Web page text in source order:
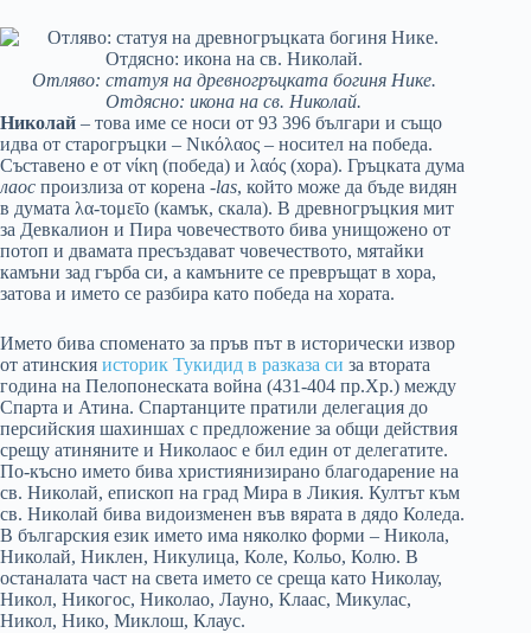
Отляво: статуя на древногръцката богиня Нике.
Отдясно: икона на св. Николай.
Николай – това име се носи от 93 396 българи и също
идва от старогръцки – Νικόλαος – носител на победа.
Съставено е от νίκη (победа) и λαός (хора). Гръцката дума
лаос произлиза от корена -las, който може да бъде видян
в думата λα-τομεῑο (камък, скала). В древногръцкия мит
за Девкалион и Пира човечеството бива унищожено от
потоп и двамата пресъздават човечеството, мятайки
камъни зад гърба си, а камъните се превръщат в хора,
затова и името се разбира като победа на хората.
Името бива споменато за пръв път в исторически извор
от атинския историк Тукидид в разказа си за втората
година на Пелопонеската война (431-404 пр.Хр.) между
Спарта и Атина. Спартанците пратили делегация до
персийския шахиншах с предложение за общи действия
срещу атиняните и Николаос е бил един от делегатите.
По-късно името бива християнизирано благодарение на
св. Николай, епископ на град Мира в Ликия. Култът към
св. Николай бива видоизменен във вярата в дядо Коледа.
В българския език името има няколко форми – Никола,
Николай, Никлен, Никулица, Коле, Кольо, Колю. В
останалата част на света името се среща като Николау,
Никол, Никогос, Николао, Лауно, Клаас, Микулас,
Никол, Нико, Миклош, Клаус.